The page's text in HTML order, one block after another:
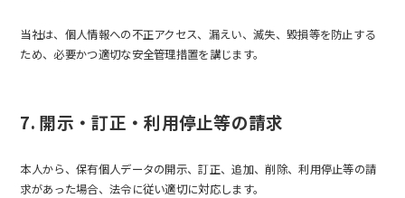
当社は、個人情報への不正アクセス、漏えい、滅失、毀損等を防止する
ため、必要かつ適切な安全管理措置を講じます。
7. 開示・訂正・利用停止等の請求
本人から、保有個人データの開示、訂正、追加、削除、利用停止等の請
求があった場合、法令に従い適切に対応します。